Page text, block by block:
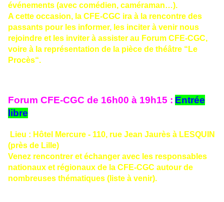
événements (avec comédien, caméraman…).
A cette occasion, la CFE-CGC ira à la rencontre des
passants pour les informer, les inciter à venir nous
rejoindre et les inviter à assister au Forum CFE-CGC,
voire à la représentation de la pièce de théâtre “ Le
Procès“.
Forum CFE-CGC de 16h00 à 19h15 : Entrée
libre
Lieu : Hôtel Mercure - 110, rue Jean Jaurès à LESQUIN
(près de Lille)
Venez rencontrer et échanger avec les responsables
nationaux et régionaux de la CFE-CGC autour de
nombreuses thématiques (liste à venir).